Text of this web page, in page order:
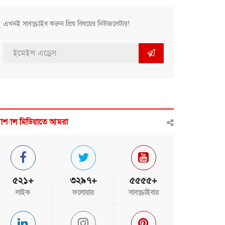
এখনই সাবস্ক্রাইব করুন প্রিয় বিষয়ের নিউজলেটার!
মিডিয়াতে আমরা
৫২১+
লাইক
৩২৯৭+
ফলোয়ার
৫৫৫৫+
সাবস্ক্রাইবার